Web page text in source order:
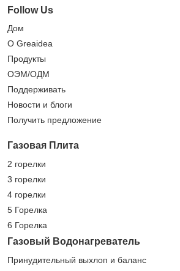
Follow Us
Дом
О Greaidea
Продукты
ОЭМ/ОДМ
Поддерживать
Новости и блоги
Получить предложение
Газовая Плита
2 горелки
3 горелки
4 горелки
5 Горелка
6 Горелка
Газовый Водонагреватель
Принудительный выхлоп и баланс